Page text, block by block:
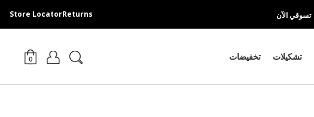
استلام مجاني من المتجر خلال ساعتين | توصيل مجاني خلال 1-2 يوم Returns
Store Locator
تشكيلات تخفيضات 0